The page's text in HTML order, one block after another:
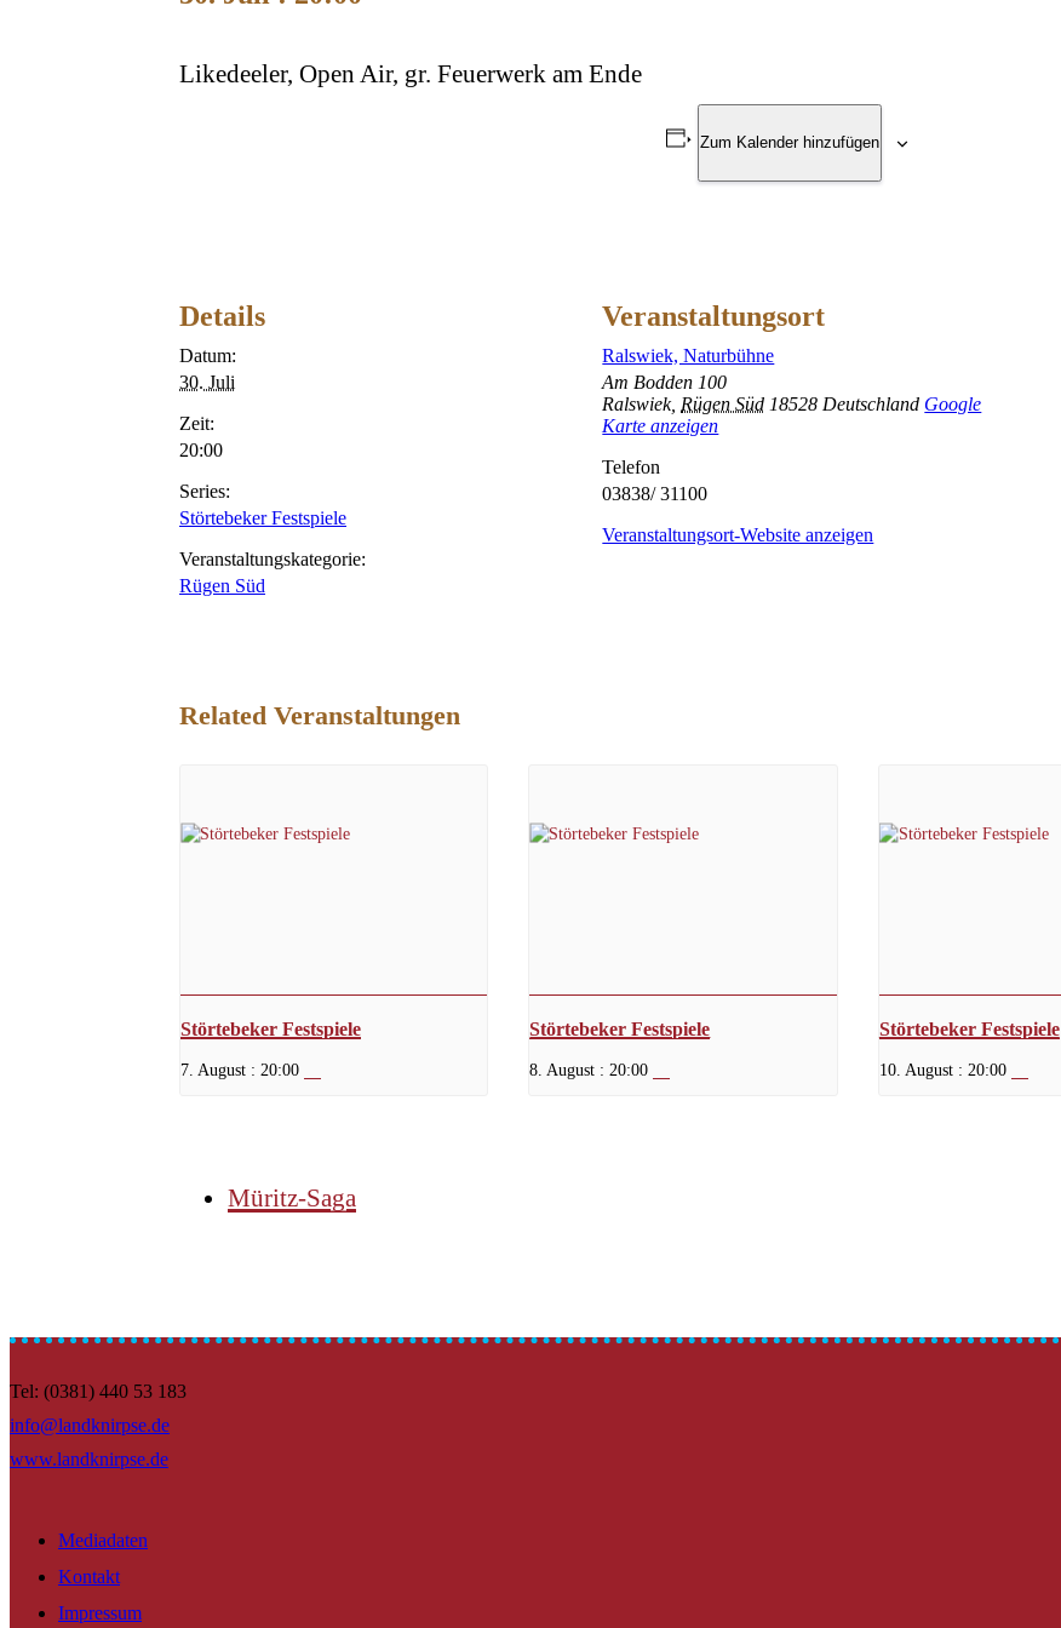
Likedeeler, Open Air, gr. Feuerwerk am Ende
Zum Kalender hinzufügen
Details
Datum:
30. Juli
Zeit:
20:00
Series:
Störtebeker Festspiele
Veranstaltungskategorie:
Rügen Süd
Veranstaltungsort
Ralswiek, Naturbühne
Am Bodden 100
Ralswiek, Rügen Süd 18528 Deutschland Google
Karte anzeigen
Telefon
03838/ 31100
Veranstaltungsort-Website anzeigen
Related Veranstaltungen
Störtebeker Festspiele
7. August : 20:00
Störtebeker Festspiele
8. August : 20:00
Störtebeker Festspiele
10. August : 20:00
Müritz-Saga
Tel: (0381) 440 53 183
info@landknirpse.de
www.landknirpse.de
Mediadaten
Kontakt
Impressum